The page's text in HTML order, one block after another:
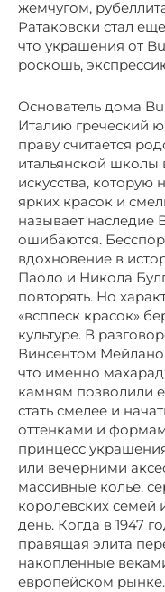
жемчугом,
Ратаковски стал
что украшения от
роскошь,
Основатель дома
Италию греческий
праву считается
итальянской школы
искусства, которую
ярких красок и
называет наследие
ошибаются.
вдохновение в
Паоло и Никола
повторять. Но
«всплеск красок»
культуре. В
Винсентом
что именно
камням позволили
стать смелее и
оттенками и
принцесс
или вечерними
массивные колье,
королевских семей
день. Когда в 1947
правящая элита
накопленные
европейском рынке.